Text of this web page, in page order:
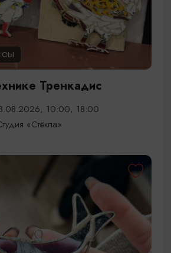
Тренкадис
10:00, 18:00
«Стёкла»